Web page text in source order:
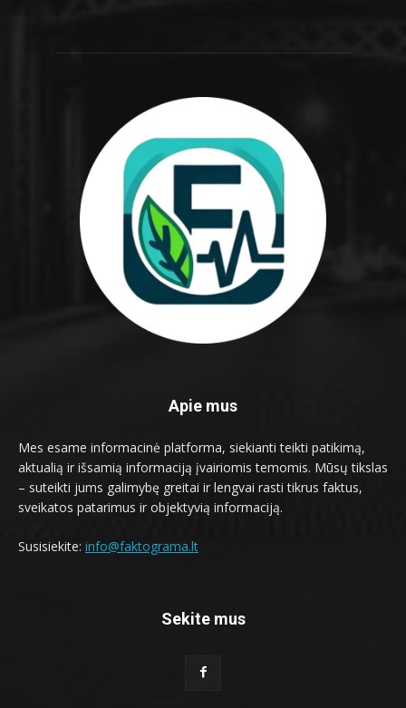
Apie mus
Mes esame informacinė platforma, siekianti teikti patikimą,
aktualią ir išsamią informaciją įvairiomis temomis. Mūsų tikslas
– suteikti jums galimybę greitai ir lengvai rasti tikrus faktus,
sveikatos patarimus ir objektyvią informaciją.
Susisiekite: info@faktograma.lt
Sekite mus